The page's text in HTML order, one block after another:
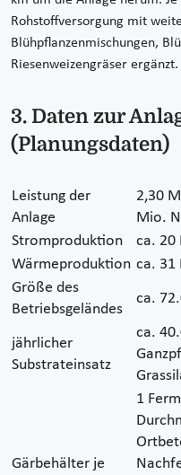
Rohstoffversorgung mit
Blühpflanzenmischungen,
Riesenweizengräser ergänzt.
3. Daten zur
(Planungsdaten)
Leistung der
Anlage
2,30
Mio.
Stromproduktion
ca. 20
Wärmeproduktion ca. 31
Größe des
Betriebsgeländes
ca.
jährlicher
Substrateinsatz
ca.
Gärbehälter je
1